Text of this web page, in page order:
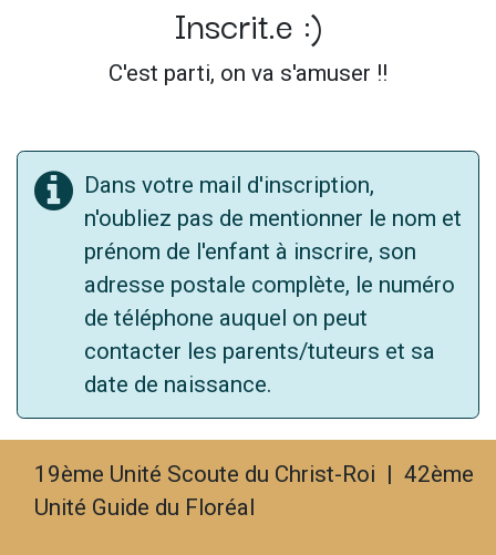
Inscrit.e :)
C'est parti, on va s'amuser !!
Dans votre mail d'inscription,
n'oubliez pas de mentionner le nom et
prénom de l'enfant à inscrire, son
adresse postale complète, le numéro
de téléphone auquel on peut
contacter les parents/tuteurs et sa
date de naissance.
19ème Unité Scoute du Christ-Roi | 42ème
Unité Guide du Floréal